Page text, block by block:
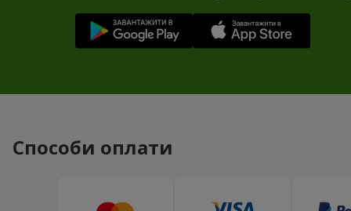
Способи оплати